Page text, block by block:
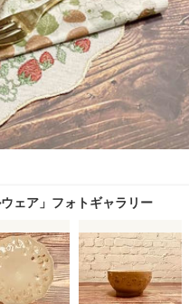
ェア」フォトギャラリー